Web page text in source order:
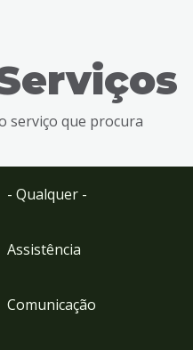
serviço que procura
- Qualquer -
Assistência
Comunicação